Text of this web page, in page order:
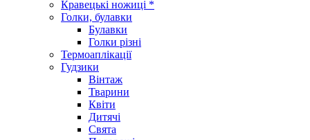
Кравецькі ножиці *
Голки, булавки
Булавки
Голки різні
Термоаплікації
Гудзики
Вінтаж
Тварини
Квіти
Дитячі
Свята